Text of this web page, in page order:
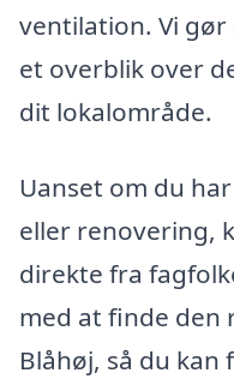
ventilation. Vi
et overblik over
dit lokalområde.
Uanset om du
eller renovering,
direkte fra
med at finde den
Blåhøj, så du